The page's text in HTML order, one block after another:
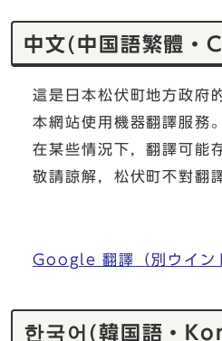
中文(中国語繁體・
這是日本松伏町地方政府
本網站使用機器翻譯服務。
在某些情況下，翻譯可能
敬請諒解，松伏町不對翻
Google 翻譯 （別ウイン
한국어(韓国語・